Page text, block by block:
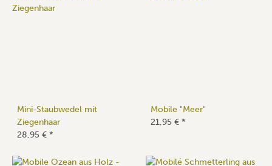
Mini-Staubwedel mit
Ziegenhaar
28,95 € *
Mobile "Meer"
21,95 € *